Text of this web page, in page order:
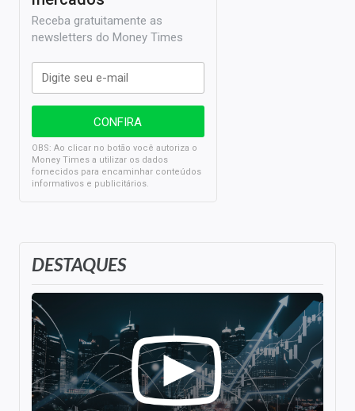
DESTAQUES
Receba gratuitamente as
newsletters do Money Times
OBS: Ao clicar no botão você autoriza o
Money Times a utilizar os dados
fornecidos para encaminhar conteúdos
informativos e publicitários.